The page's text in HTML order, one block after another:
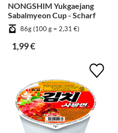
NONGSHIM Yukgaejang
Sabalmyeon Cup - Scharf
86g (100 g = 2,31 €)
1,99 €